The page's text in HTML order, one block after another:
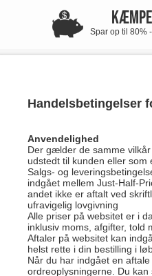
Spar op til 80%
Handelsbetingelser
Anvendelighed
Der gælder de samme
udstedt til kunden eller
Salgs- og
indgået mellem Just-Half-
andet ikke er aftalt ved
ufravigelig lovgivning
Alle priser på websitet er i
inklusiv moms, afgifter, told
Aftaler på websitet kan
helst rette i din bestilling i
Når du har indgået en
ordreoplysningerne. Du